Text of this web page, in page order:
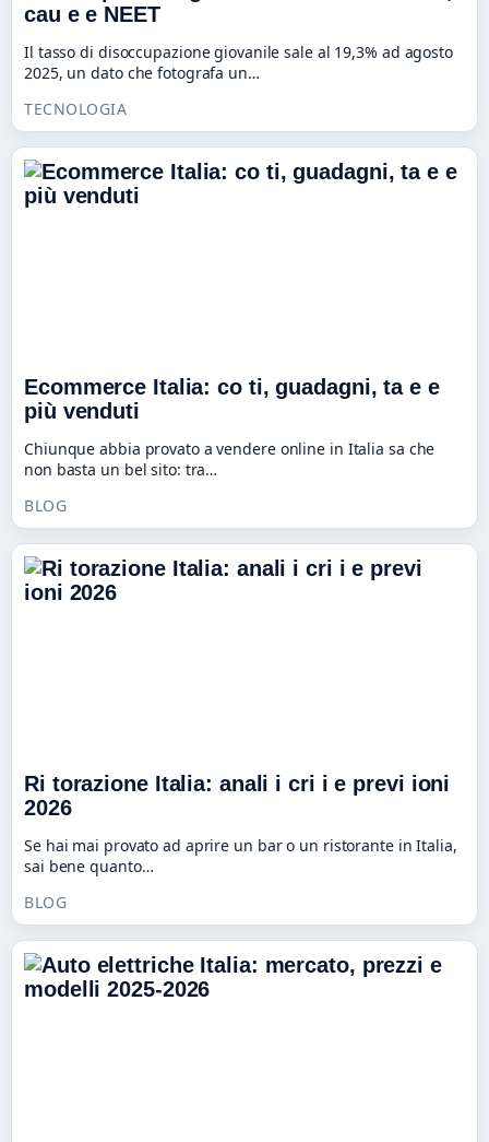
cau e e NEET
Il tasso di disoccupazione giovanile sale al 19,3% ad agosto
2025, un dato che fotografa un…
TECNOLOGIA
Ecommerce Italia: co ti, guadagni, ta e e
più venduti
Chiunque abbia provato a vendere online in Italia sa che
non basta un bel sito: tra…
BLOG
Ri torazione Italia: anali i cri i e previ ioni
2026
Se hai mai provato ad aprire un bar o un ristorante in Italia,
sai bene quanto…
BLOG